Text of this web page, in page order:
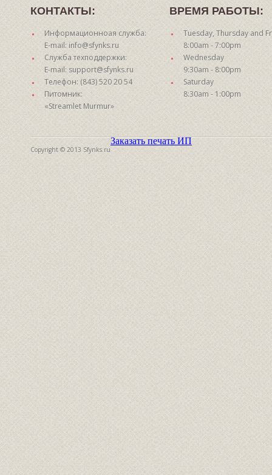
КОНТАКТЫ:
Информационноая служба:
E-mail: info@sfynks.ru
Служба техподдержки:
E-mail: support@sfynks.ru
Телефон: (843) 520 20 54
Питомник:
«Streamlet Murmur»
ВРЕМЯ РАБОТЫ:
Tuesday, Thursday and
8:00am - 7:00pm
Wednesday
9:30am - 8:00pm
Saturday
8:30am - 1:00pm
Copyright © 2013 Sfynks.ru
Заказать печать ИП